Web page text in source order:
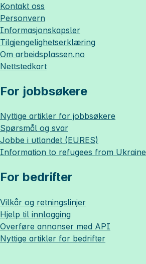
Kontakt oss
Personvern
Informasjonskapsler
Tilgjengelighetserklæring
Om arbeidsplassen.no
Nettstedkart
For jobbsøkere
Nyttige artikler for jobbsøkere
Spørsmål og svar
Jobbe i utlandet (EURES)
Information to refugees from Ukraine
For bedrifter
Vilkår og retningslinjer
Hjelp til innlogging
Overføre annonser med API
Nyttige artikler for bedrifter